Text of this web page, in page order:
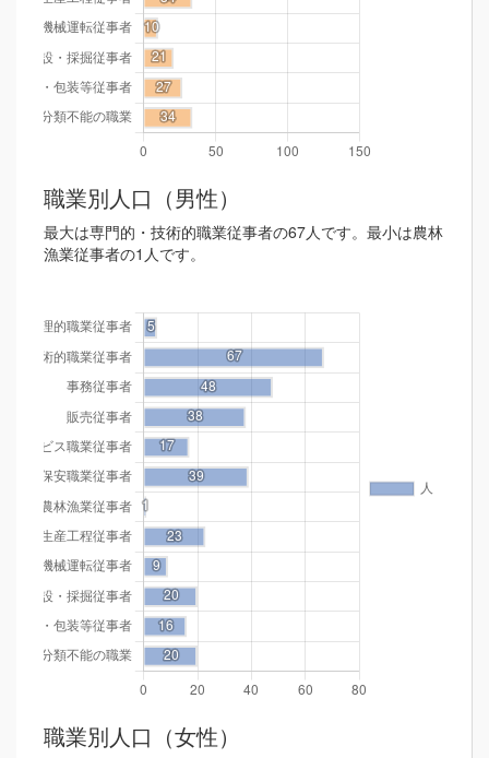
職業別人口（男性）
最大は専門的・技術的職業従事者の67人です。最小は農林
漁業従事者の1人です。
職業別人口（女性）